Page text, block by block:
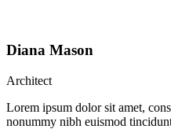
Diana Mason
Architect
Lorem ipsum dolor sit amet,
nonummy nibh euismod